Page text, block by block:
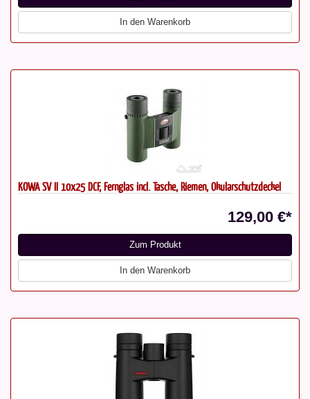
In den Warenkorb
KOWA SV II 10x25 DCF, Fernglas incl. Tasche, Riemen, Okularschutzdeckel
129,00 €*
Zum Produkt
In den Warenkorb